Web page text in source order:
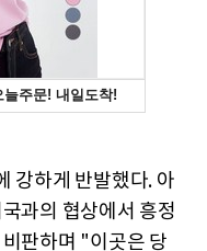
강하게 반발했다. 아
과의 협상에서 흥정
판하며 "이곳은 당